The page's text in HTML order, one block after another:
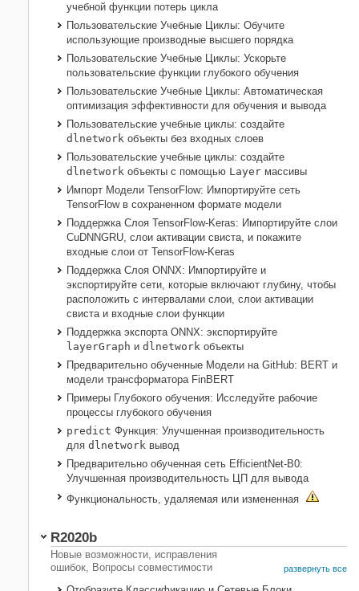
учебной функции потерь цикла
Пользовательские Учебные Циклы: Обучите
использующие производные высшего порядка
Пользовательские Учебные Циклы: Ускорьте
пользовательские функции глубокого обучения
Пользовательские Учебные Циклы: Автоматическая
оптимизация эффективности для обучения и вывода
Пользовательские учебные циклы: создайте
dlnetwork объекты без входных слоев
Пользовательские учебные циклы: создайте
dlnetwork объекты с помощью Layer массивы
Импорт Модели TensorFlow: Импортируйте сеть
TensorFlowв сохраненном формате модели
Поддержка Слоя TensorFlow-Keras: Импортируйте слои
CuDNNGRU, слои активации свиста, и покажите
входные слои от TensorFlow-Keras
Поддержка Слоя ONNX: Импортируйте и
экспортируйте сети, которые включают глубину, чтобы
расположить с интервалами слои, слои активации
свиста и входные слои функции
Поддержка экспорта ONNX: экспортируйте
layerGraph и dlnetwork объекты
Предварительно обученные Модели на GitHub: BERT и
модели трансформатора FinBERT
Примеры Глубокого обучения: Исследуйте рабочие
процессы глубокого обучения
predict Функция: Улучшенная производительность
для dlnetwork вывод
Предварительно обученная сеть EfficientNet-B0:
Улучшенная производительность ЦП для вывода
Функциональность, удаляемая или измененная
R2020b
Новые возможности, исправления
ошибок, Вопросы совместимости
развернуть все